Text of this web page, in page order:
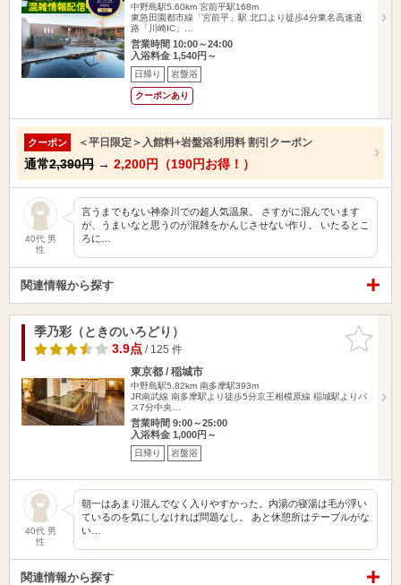
中野島駅5.60km 宮前平駅168m
東急田園都市線「宮前平」駅 北口より徒歩4分東名高速道
路「川崎IC」…
営業時間 10:00～24:00
入浴料金 1,540円～
日帰り 岩盤浴
クーポンあり
クーポン ＜平日限定＞入館料+岩盤浴利用料 割引クーポン
通常2,390円 → 2,200円（190円お得！）
40代 男
性
言うまでもない神奈川での超人気温泉。 さすがに混んでいます
が、うまいなと思うのが混雑をかんじさせない作り。 いたるとこ
ろに…
関連情報から探す
お気に入
りに追加
季乃彩（ときのいろどり）
3.9点/ 125 件
東京都 / 稲城市
中野島駅5.82km 南多摩駅393m
JR南武線 南多摩駅より徒歩5分京王相模原線 稲城駅よりバ
ス7分中央…
営業時間 9:00～25:00
入浴料金 1,000円～
日帰り 岩盤浴
40代 男
性
朝一はあまり混んでなく入りやすかった。内湯の寝湯は毛が浮い
ているのを気にしなければ問題なし。 あと休憩所はテーブルがな
い…
関連情報から探す